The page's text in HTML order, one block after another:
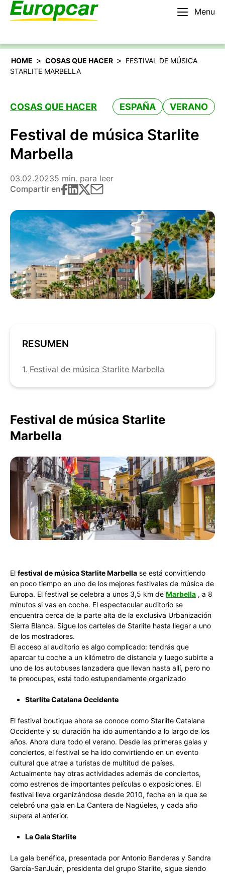
Menu
Español
HOME > COSAS QUE HACER > FESTIVAL DE MÚSICA
STARLITE MARBELLA
COSAS QUE HACER ESPAÑA VERANO
Festival de música Starlite
Marbella
03.02.20235 min. para leer
Compartir en
RESUMEN
1. Festival de música Starlite Marbella
Festival de música Starlite
Marbella
El festival de música Starlite Marbella se está convirtiendo
en poco tiempo en uno de los mejores festivales de música de
Europa. El festival se celebra a unos 3,5 km de Marbella , a 8
minutos si vas en coche. El espectacular auditorio se
encuentra cerca de la parte alta de la exclusiva Urbanización
Sierra Blanca. Sigue los carteles de Starlite hasta llegar a uno
de los mostradores.
El acceso al auditorio es algo complicado: tendrás que
aparcar tu coche a un kilómetro de distancia y luego subirte a
uno de los autobuses lanzadera que llevan hasta allí, pero no
te preocupes, está todo estupendamente organizado
Starlite Catalana Occidente
El festival boutique ahora se conoce como Starlite Catalana
Occidente y su duración ha ido aumentando a lo largo de los
años. Ahora dura todo el verano. Desde las primeras galas y
conciertos, el festival se ha ido convirtiendo en un evento
cultural que atrae a turistas de multitud de países.
Actualmente hay otras actividades además de conciertos,
como estrenos de importantes películas o exposiciones. El
festival lleva organizándose desde 2010, fecha en la que se
celebró una gala en La Cantera de Nagüeles, y cada año
supera al anterior.
La Gala Starlite
La gala benéfica, presentada por Antonio Banderas y Sandra
García-SanJuán, presidenta del grupo Starlite, sigue siendo